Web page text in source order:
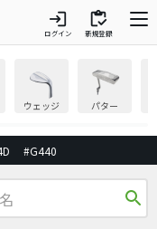
login
ログイン
inventory
新規登録
ウェッジ パター
#G440
search